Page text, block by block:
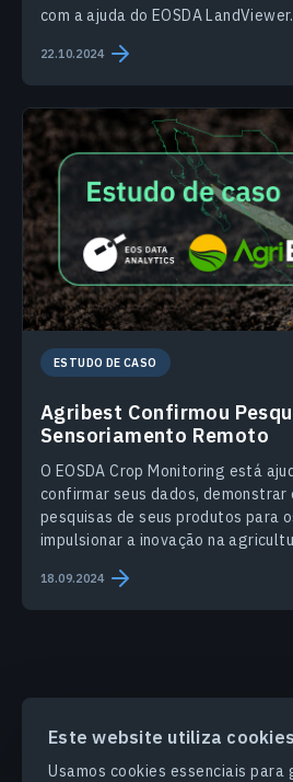
Este website utiliza cookies
Usamos cookies essenciais para
com a ajuda do EOSDA LandViewer.
22.10.2024
ESTUDO DE CASO
Agribest Confirmou
Sensoriamento Remoto
O EOSDA Crop Monitoring está
confirmar seus dados,
pesquisas de seus produtos para
impulsionar a inovação na
18.09.2024
PRODUCTS & SOLUTIONS